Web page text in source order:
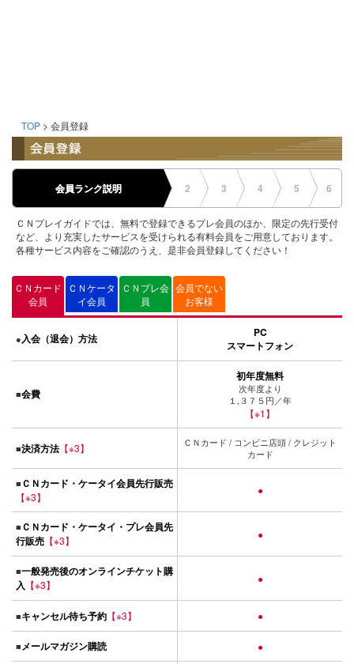
TOP > 会員登録
会員ランク説明 2 3 4 5 6
ＣＮプレイガイドでは、無料で登録できるプレ会員のほか、限定の先行受付
など、より充実したサービスを受けられる有料会員をご用意しております。
各種サービス内容をご確認のうえ、是非会員登録してください！
ＣＮカード
会員
ＣＮケータ
イ会員
ＣＮプレ会
員
会員でない
お客様
●入会（退会）方法
PC
スマートフォン
■会費
初年度無料
次年度より
１,３７５円／年
【※1】
■決済方法 【※3】
ＣＮカード / コンビニ店頭 / クレジット
カード
■ＣＮカード・ケータイ会員先行販売
【※3】
●
■ＣＮカード・ケータイ・プレ会員先
行販売 【※3】 ●
■一般発売後のオンラインチケット購
入 【※3】 ●
■キャンセル待ち予約 【※3】 ●
■メールマガジン購読 ●